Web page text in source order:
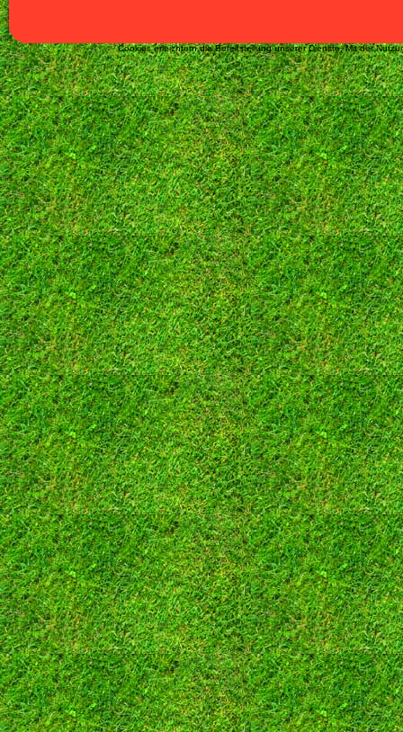
Cookies erleichtern die Bereitstellung unserer Dienste. Mit der